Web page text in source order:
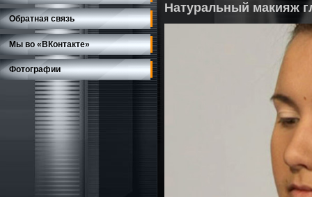
Обратная связь
Мы во «ВКонтакте»
Фотографии
Натуральный макияж